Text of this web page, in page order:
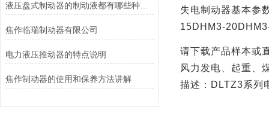
液压盘式制动器的制动液都有哪些种类？
焦作临瑞制动器有限公司
电力液压推动器的特点说明
焦作制动器的使用和保养方法讲解
失电制动器基本参
15DHM3-
请下载产品样本或
风力发电、起重、
描述： DLTZ3系列